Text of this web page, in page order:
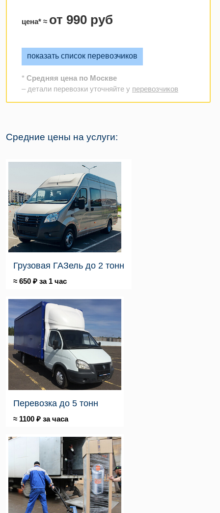
цена* ≈ от 990 руб
показать список перевозчиков
* Средняя цена по Москве
– детали перевозки уточняйте у перевозчиков
Средние цены на услуги:
Грузовая ГАЗель до 2 тонн
≈ 650 ₽ за 1 час
Перевозка до 5 тонн
≈ 1100 ₽ за часа